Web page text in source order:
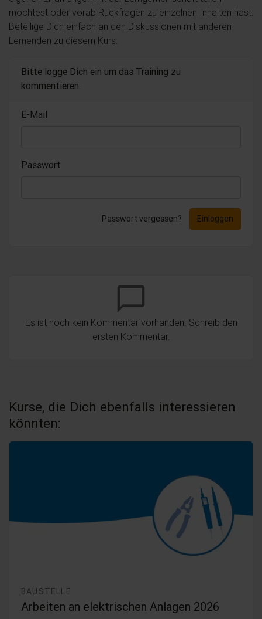
möchtest oder vorab Rückfragen zu einzelnen Inhalten hast:
Beteilige Dich einfach an den Diskussionen mit anderen
Lernenden zu diesem Kurs.
Bitte logge Dich ein um das Training zu
kommentieren.
E-Mail
Passwort
Passwort vergessen? Einloggen
chat_bubble_outline
Es ist noch kein Kommentar vorhanden. Schreib den
ersten Kommentar.
Kurse, die Dich ebenfalls interessieren
könnten:
BAUSTELLE
Arbeiten an elektrischen Anlagen 2026